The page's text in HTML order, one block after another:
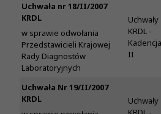
Uchwała nr 18/II/2007
KRDL
w sprawie odwołania
Przedstawicieli Krajowej
Rady Diagnostów
Laboratoryjnych
Uchwały
KRDL -
Kadencja
II
Uchwała Nr 19/II/2007
KRDL
Uchwały